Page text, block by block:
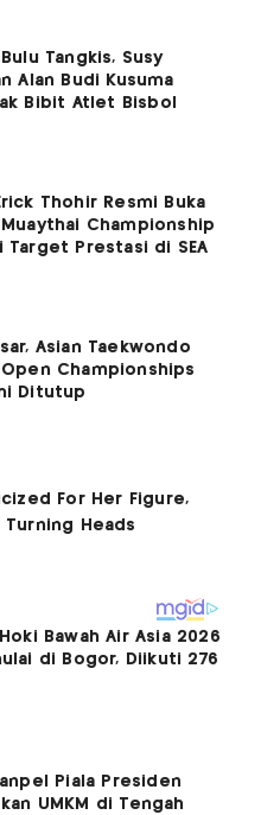
Tangkis, Susy
Alan Budi Kusuma
Bibit Atlet Bisbol
Thohir Resmi Buka
Championship
Target Prestasi di SEA
Asian Taekwondo
Championships
Ditutup
Bawah Air Asia 2026
di Bogor, Diikuti 276
Piala Presiden
UMKM di Tengah